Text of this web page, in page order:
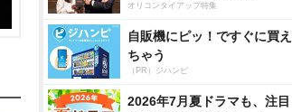
オリコンタイアップ特集
自販機にピッ！ですぐに買え
ちゃう
（PR）ジハンピ
2026年7月夏ドラマも、注目